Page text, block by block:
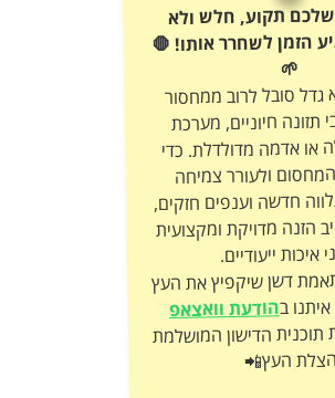
תקוע, חלש ולא
הזמן לשחרר אותו! 🛑
🌱
גדל סובל לרוב ממחסור
תזונה חיוניים, מערכת
או אדמה מדולדלת. כדי
ולעורר צמיחה
חדשה וענפים חזקים,
הזנה מדויקת ומקצועית
איכות ייעודיים.
דשן שיקפיץ את העץ
בהודעת וואצאפ
תוכנית הדישון המושלמת
העץ📲